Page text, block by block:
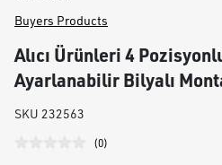
Buyers Products
Alıcı Ürünleri 4
Ayarlanabilir Bilyalı
SKU 232563
(0)